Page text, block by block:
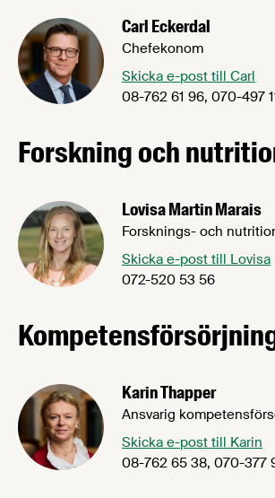
Carl Eckerdal
Chefekonom
Skicka e-post till Carl
08-762 61 96, 070-497
Forskning och
Lovisa Martin Marais
Forsknings- och
Skicka e-post till Lovisa
072-520 53 56
Karin Thapper
Ansvarig
Skicka e-post till Karin
08-762 65 38, 070-377